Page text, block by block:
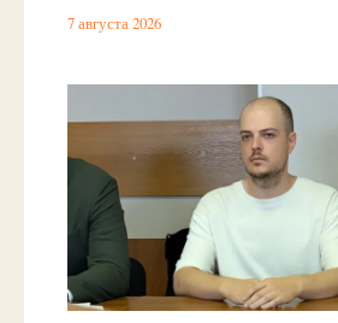
7 августа 2026